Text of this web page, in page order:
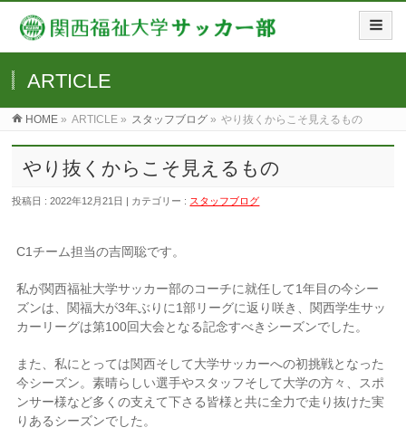
ARTICLE
HOME » ARTICLE » スタッフブログ » やり抜くからこそ見えるもの
やり抜くからこそ見えるもの
投稿日 : 2022年12月21日 | カテゴリー : スタッフブログ
C1チーム担当の吉岡聡です。
私が関西福祉大学サッカー部のコーチに就任して1年目の今シー
ズンは、関福大が3年ぶりに1部リーグに返り咲き、関西学生サッ
カーリーグは第100回大会となる記念すべきシーズンでした。
また、私にとっては関西そして大学サッカーへの初挑戦となった
今シーズン。素晴らしい選手やスタッフそして大学の方々、スポ
ンサー様など多くの支えて下さる皆様と共に全力で走り抜けた実
りあるシーズンでした。